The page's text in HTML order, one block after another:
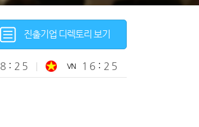
진출기업 디렉토리 보기
8 2 5 VN 1 6 2 5